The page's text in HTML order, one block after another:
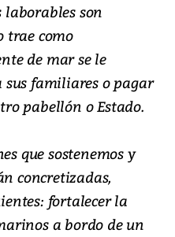
laborables son
trae como
de mar se le
familiares o pagar
pabellón o Estado.
que sostenemos y
concretizadas,
fortalecer la
a bordo de un